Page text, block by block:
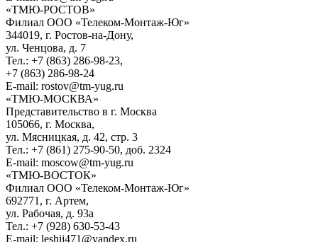
«ТМЮ-РОСТОВ»
Филиал ООО «Телеком-Монтаж-Юг»
344019, г. Ростов-на-Дону,
ул. Ченцова, д. 7
Тел.: +7 (863) 286-98-23,
+7 (863) 286-98-24
E-mail: rostov@tm-yug.ru
«ТМЮ-МОСКВА»
Представительство в г. Москва
105066, г. Москва,
ул. Мясницкая, д. 42, стр. 3
Тел.: +7 (861) 275-90-50, доб. 2324
E-mail: moscow@tm-yug.ru
«ТМЮ-ВОСТОК»
Филиал ООО «Телеком-Монтаж-Юг»
692771, г. Артем,
ул. Рабочая, д. 93а
Тел.: +7 (928) 630-53-43
E-mail: leshij471@yandex.ru